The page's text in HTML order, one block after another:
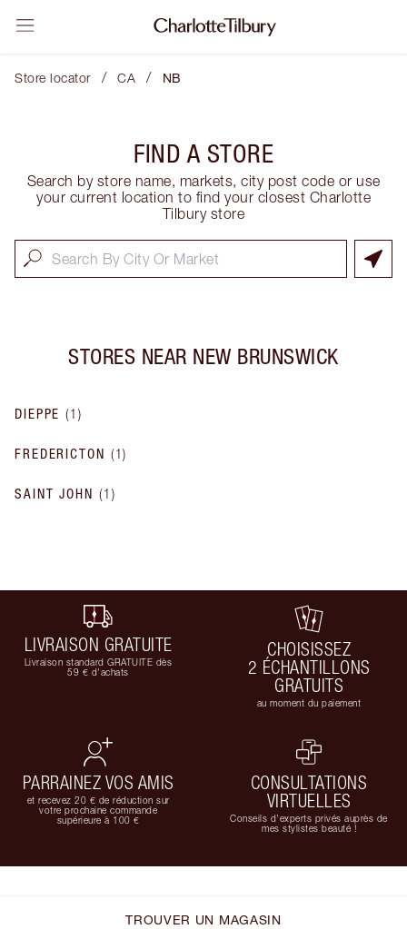
Store locator / CA / NB
FIND A STORE
Search by store name, markets, city post code or use
your current location to find your closest Charlotte
Tilbury store
STORES NEAR NEW BRUNSWICK
DIEPPE (1)
FREDERICTON (1)
SAINT JOHN (1 )
LIVRAISON GRATUITE
Livraison standard GRATUITE dès
59 € d'achats
CHOISISSEZ
2 ÉCHANTILLONS
GRATUITS
au moment du paiement
PARRAINEZ VOS AMIS
et recevez 20 € de réduction sur
votre prochaine commande
supérieure à 100 €
CONSULTATIONS
VIRTUELLES
Conseils d'experts privés auprès de
mes stylistes beauté !
TROUVER UN MAGASIN